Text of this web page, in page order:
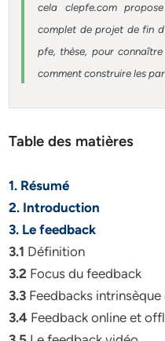
cela clepfe.com
complet de projet de fin
pfe, thèse, pour
comment construire les
Table des matières
1. Résumé
2. Introduction
3. Le feedback
3.1 Définition
3.2 Focus du feedback
3.3 Feedbacks
3.4 Feedback online et